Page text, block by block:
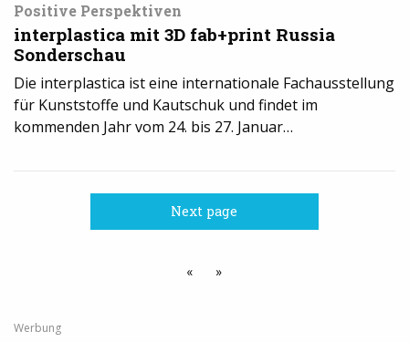
Positive Perspektiven
interplastica mit 3D fab+print Russia
Sonderschau
Die interplastica ist eine internationale Fachausstellung
für Kunststoffe und Kautschuk und findet im
kommenden Jahr vom 24. bis 27. Januar…
Next page
« »
Werbung